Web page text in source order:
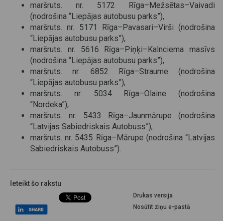
maršruts. nr. 5172 Rīga–Mežsētas–Vaivadi
(nodrošina “Liepājas autobusu parks”),
maršruts. nr. 5171 Rīga–Pavasari–Virši (nodrošina
“Liepājas autobusu parks”),
maršruts. nr. 5616 Rīga–Piņķi–Kalnciema masīvs
(nodrošina “Liepājas autobusu parks”),
maršruts. nr. 6852 Rīga–Straume (nodrošina
“Liepājas autobusu parks”),
maršruts. nr. 5034 Rīga–Olaine (nodrošina
“Nordeka”),
maršruts. nr. 5433 Rīga–Jaunmārupe (nodrošina
“Latvijas Sabiedriskais Autobuss”),
maršruts. nr. 5435 Rīga–Mārupe (nodrošina “Latvijas
Sabiedriskais Autobuss”).
Ieteikt šo rakstu
Drukas versija
Nosūtīt ziņu e-pastā